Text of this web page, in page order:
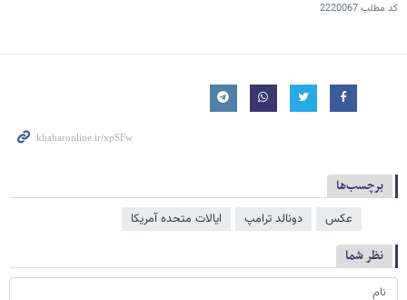
کد مطلب2220067
برچسب‌ها
عکس دونالد ترامپ ایالات متحده آمریکا
نظر شما